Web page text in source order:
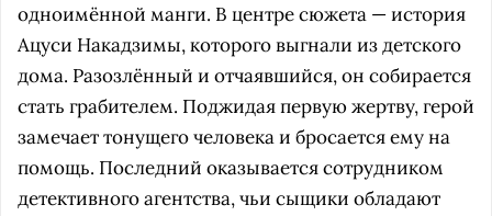
одноимённой манги. В центре сюжета — история
Ацуси Накадзимы, которого выгнали из детского
дома. Разозлённый и отчаявшийся, он собирается
стать грабителем. Поджидая первую жертву, герой
замечает тонущего человека и бросается ему на
помощь. Последний оказывается сотрудником
детективного агентства, чьи сыщики обладают